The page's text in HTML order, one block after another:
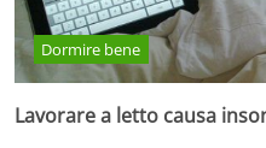
Dormire bene
Lavorare a letto causa